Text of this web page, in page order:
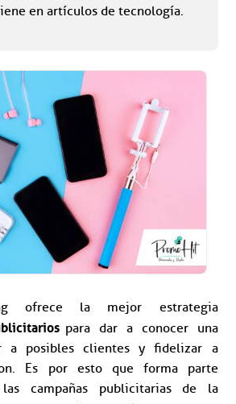
en artículos de tecnología.
ofrece la mejor estrategia
para dar a conocer una
a posibles clientes y fidelizar a
Es por esto que forma parte
campañas publicitarias de la